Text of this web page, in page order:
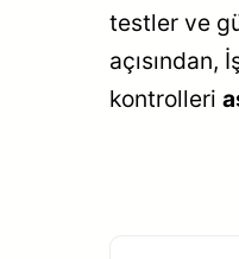
testler ve
açısından,
kontrolleri